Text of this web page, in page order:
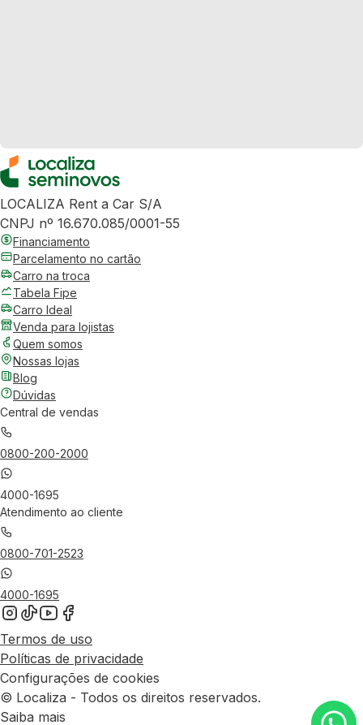
LOCALIZA Rent a Car S/A
CNPJ nº 16.670.085/0001-55
Financiamento
Parcelamento no cartão
Carro na troca
Tabela Fipe
Carro Ideal
Venda para lojistas
Quem somos
Nossas lojas
Blog
Dúvidas
Central de vendas
0800-200-2000
4000-1695
Atendimento ao cliente
0800-701-2523
4000-1695
Termos de uso
Políticas de privacidade
Configurações de cookies
© Localiza - Todos os direitos reservados.
Saiba mais